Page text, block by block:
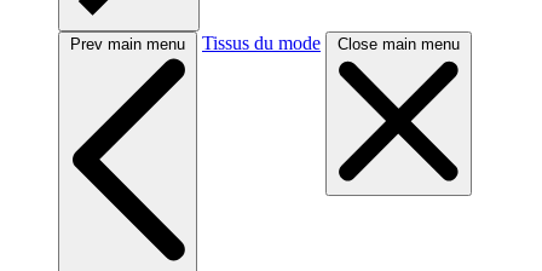
Prev main menu Tissus du mode Close main menu